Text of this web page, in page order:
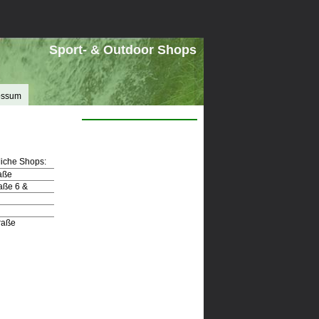
Sport- & Outdoor Shops
Shops:
6 &